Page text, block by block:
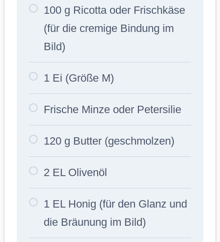
100 g Ricotta oder Frischkäse
(für die cremige Bindung im
Bild)
1 Ei (Größe M)
Frische Minze oder Petersilie
120 g Butter (geschmolzen)
2 EL Olivenöl
1 EL Honig (für den Glanz und
die Bräunung im Bild)